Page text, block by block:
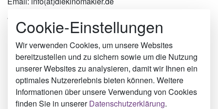
Werben in Städten
Berlin
Hamburg
München
Köln
Radevormwald
Mössingen
Meitingen
Cookie-Einstellungen
Wir verwenden Cookies, um unsere Websites
bereitzustellen und zu sichern sowie um die Nutzung
unserer Websites zu analysieren, damit wir Ihnen ein
optimales Nutzererlebnis bieten können. Weitere
Informationen über unsere Verwendung von Cookies
finden Sie in unsererDatenschutzerklärung.